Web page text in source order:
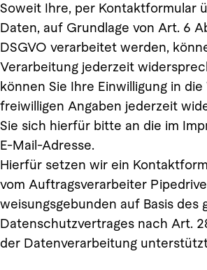
Soweit Ihre, per Kontaktformular
Daten, auf Grundlage von Art. 6
DSGVO verarbeitet werden,
Verarbeitung jederzeit
können Sie Ihre Einwilligung in
freiwilligen Angaben jederzeit
Sie sich hierfür bitte an die im
E-Mail-Adresse.
Hierfür setzen wir ein
vom Auftragsverarbeiter
weisungsgebunden auf Basis des
Datenschutzvertrages nach Art.
der Datenverarbeitung